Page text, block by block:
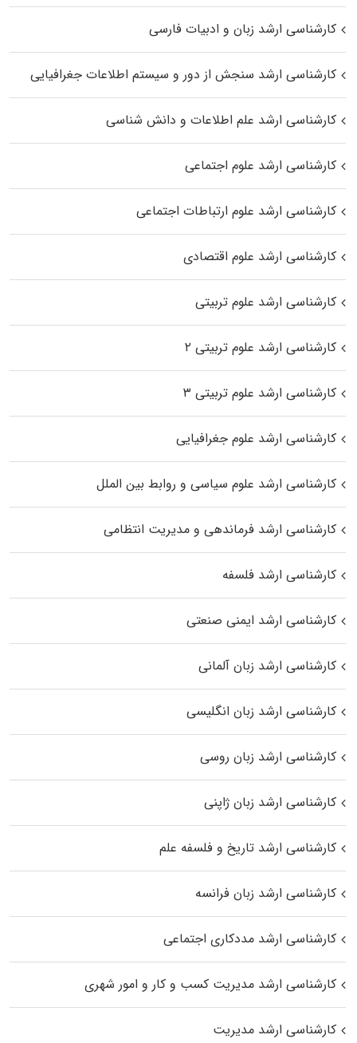
کارشناسی ارشد زبان و ادبیات فارسی
کارشناسی ارشد سنجش از دور و سیستم اطلاعات جغرافیایی
کارشناسی ارشد علم اطلاعات و دانش شناسی
کارشناسی ارشد علوم اجتماعی
کارشناسی ارشد علوم ارتباطات اجتماعی
کارشناسی ارشد علوم اقتصادی
کارشناسی ارشد علوم تربیتی
کارشناسی ارشد علوم تربیتی ۲
کارشناسی ارشد علوم تربیتی ۳
کارشناسی ارشد علوم جغرافیایی
کارشناسی ارشد علوم سیاسی و روابط بین الملل
کارشناسی ارشد فرماندهی و مدیریت انتظامی
کارشناسی ارشد فلسفه
کارشناسی ارشد ایمنی صنعتی
کارشناسی ارشد زبان آلمانی
کارشناسی ارشد زبان انگلیسی
کارشناسی ارشد زبان روسی
کارشناسی ارشد زبان ژاپنی
کارشناسی ارشد تاریخ و فلسفه علم
کارشناسی ارشد زبان فرانسه
کارشناسی ارشد مددکاری اجتماعی
کارشناسی ارشد مدیریت کسب و کار و امور شهری
کارشناسی ارشد مدیریت